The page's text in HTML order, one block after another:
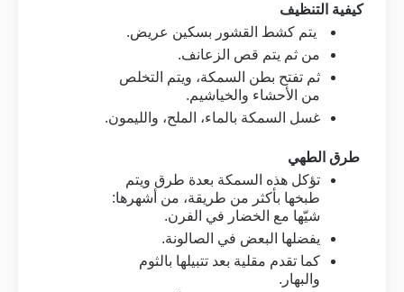
كيفية التنظيف
يتم كشط القشور بسكين عريض.
من ثم يتم قص الزعانف.
ثم تفتح بطن السمكة، ويتم التخلص
من الأحشاء والخياشيم.
غسل السمكة بالماء، الملح، والليمون.
طرق الطهي
تؤكل هذه السمكة بعدة طرق ويتم
طبخها بأكثر من طريقة، من أشهرها:
شيّها مع الخضار في الفرن.
يفضلها البعض في الصالونة.
كما تقدم مقلية بعد تتبيلها بالثوم
والبهار .